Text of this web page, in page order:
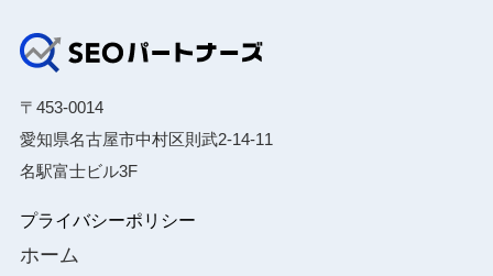
〒453-0014
愛知県名古屋市中村区則武2-14-11
名駅富士ビル3F
プライバシーポリシー
ホーム